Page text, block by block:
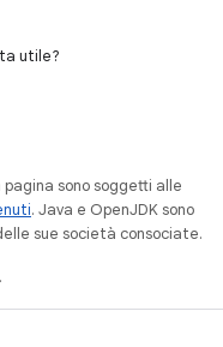
utile?
sono soggetti alle
. Java e OpenJDK sono
sue società consociate.